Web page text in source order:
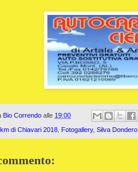
Bio Correndo alle 19:00
di Chiavari 2018 Fotogallery, Silva Dondero